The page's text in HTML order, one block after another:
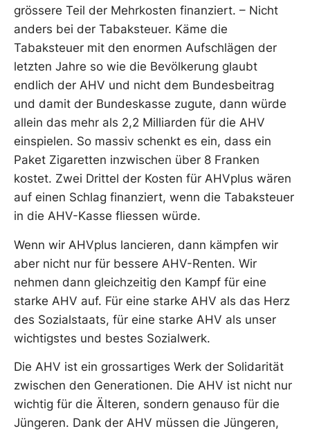
grössere Teil der Mehrkosten finanziert. – Nicht
anders bei der Tabaksteuer. Käme die
Tabaksteuer mit den enormen Aufschlägen der
letzten Jahre so wie die Bevölkerung glaubt
endlich der AHV und nicht dem Bundesbeitrag
und damit der Bundeskasse zugute, dann würde
allein das mehr als 2,2 Milliarden für die AHV
einspielen. So massiv schenkt es ein, dass ein
Paket Zigaretten inzwischen über 8 Franken
kostet. Zwei Drittel der Kosten für AHVplus wären
auf einen Schlag finanziert, wenn die Tabaksteuer
in die AHV-Kasse fliessen würde.
Wenn wir AHVplus lancieren, dann kämpfen wir
aber nicht nur für bessere AHV-Renten. Wir
nehmen dann gleichzeitig den Kampf für eine
starke AHV auf. Für eine starke AHV als das Herz
des Sozialstaats, für eine starke AHV als unser
wichtigstes und bestes Sozialwerk.
Die AHV ist ein grossartiges Werk der Solidarität
zwischen den Generationen. Die AHV ist nicht nur
wichtig für die Älteren, sondern genauso für die
Jüngeren. Dank der AHV müssen die Jüngeren,